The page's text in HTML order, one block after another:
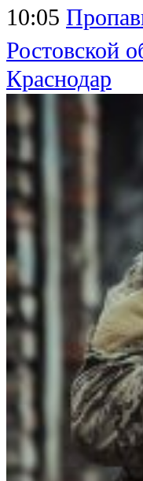
10:05
Ростовской
Краснодар